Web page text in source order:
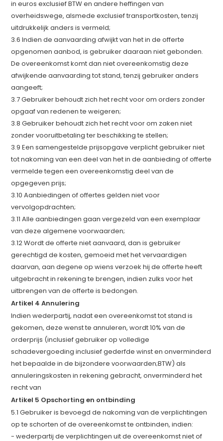
in euros exclusief BTW en andere heffingen van
overheidswege, alsmede exclusief transportkosten, tenzij
uitdrukkelijk anders is vermeld;
3.6 Indien de aanvaarding afwijkt van het in de offerte
opgenomen aanbod, is gebruiker daaraan niet gebonden.
De overeenkomst komt dan niet overeenkomstig deze
afwijkende aanvaarding tot stand, tenzij gebruiker anders
aangeeft;
3.7 Gebruiker behoudt zich het recht voor om orders zonder
opgaaf van redenen te weigeren;
3.8 Gebruiker behoudt zich het recht voor om zaken niet
zonder vooruitbetaling ter beschikking te stellen;
3.9 Een samengestelde prijsopgave verplicht gebruiker niet
tot nakoming van een deel van het in de aanbieding of offerte
vermelde tegen een overeenkomstig deel van de
opgegeven prijs;
3.10 Aanbiedingen of offertes gelden niet voor
vervolgopdrachten;
3.11 Alle aanbiedingen gaan vergezeld van een exemplaar
van deze algemene voorwaarden;
3.12 Wordt de offerte niet aanvaard, dan is gebruiker
gerechtigd de kosten, gemoeid met het vervaardigen
daarvan, aan degene op wiens verzoek hij de offerte heeft
uitgebracht in rekening te brengen, indien zulks voor het
uitbrengen van de offerte is bedongen.
Artikel 4 Annulering
Indien wederpartij, nadat een overeenkomst tot stand is
gekomen, deze wenst te annuleren, wordt 10% van de
orderprijs (inclusief gebruiker op volledige
schadevergoeding inclusief gederfde winst en onverminderd
het bepaalde in de bijzondere voorwaarden;BTW) als
annuleringskosten in rekening gebracht, onverminderd het
recht van
Artikel 5 Opschorting en ontbinding
5.1 Gebruiker is bevoegd de nakoming van de verplichtingen
op te schorten of de overeenkomst te ontbinden, indien:
- wederpartij de verplichtingen uit de overeenkomst niet of